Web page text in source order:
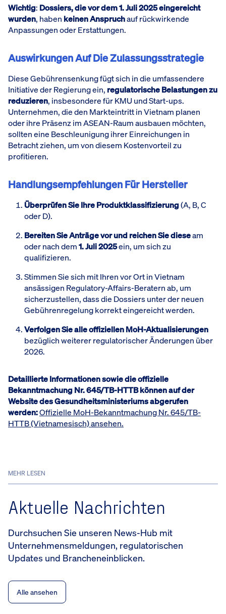
Wichtig: Dossiers, die vor dem 1. Juli 2025 eingereicht
wurden, haben keinen Anspruchauf rückwirkende
Anpassungen oder Erstattungen.
Auswirkungen Auf Die Zulassungsstrategie
Diese Gebührensenkung fügt sich in die umfassendere
Initiative der Regierung ein, regulatorische Belastungen zu
reduzieren, insbesondere für KMU und Start-ups.
Unternehmen, die den Markteintritt in Vietnam planen
oder ihre Präsenz im ASEAN-Raum ausbauen möchten,
sollten eine Beschleunigung ihrer Einreichungen in
Betracht ziehen, um von diesem Kostenvorteil zu
profitieren.
Handlungsempfehlungen Für Hersteller
Überprüfen Sie Ihre Produktklassifizierung(A, B, C
oder D).
Bereiten Sie Anträge vor und reichen Sie dieseam
oder nach dem1. Juli 2025ein, um sich zu
qualifizieren.
Stimmen Sie sich mit Ihren vor Ort in Vietnam
ansässigen Regulatory-Affairs-Beratern ab, um
sicherzustellen, dass die Dossiers unter der neuen
Gebührenregelung korrekt eingereicht werden.
Verfolgen Sie alle offiziellen MoH-Aktualisierungen
bezüglich weiterer regulatorischer Änderungen über
2026.
Detaillierte Informationen sowie die offizielle
Bekanntmachung Nr. 645/TB-HTTB können auf der
Website des Gesundheitsministeriums abgerufen
werden:Offizielle MoH-Bekanntmachung Nr. 645/TB-
HTTB (Vietnamesisch) ansehen.
MEHR LESEN
Aktuelle Nachrichten
Durchsuchen Sie unseren News-Hub mit
Unternehmensmeldungen, regulatorischen
Updates und Brancheneinblicken.
Alle ansehen